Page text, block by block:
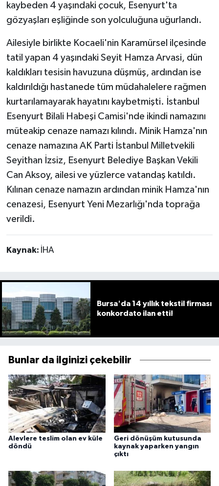
kaybeden 4 yaşındaki çocuk, Esenyurt'ta
gözyaşları eşliğinde son yolculuğuna uğurlandı.
Ailesiyle birlikte Kocaeli'nin Karamürsel ilçesinde
tatil yapan 4 yaşındaki Seyit Hamza Arvasi, dün
kaldıkları tesisin havuzuna düşmüş, ardından ise
kaldırıldığı hastanede tüm müdahalelere rağmen
kurtarılamayarak hayatını kaybetmişti. İstanbul
Esenyurt Bilali Habeşi Camisi'nde ikindi namazını
müteakip cenaze namazı kılındı. Minik Hamza'nın
cenaze namazına AK Parti İstanbul Milletvekili
Seyithan İzsiz, Esenyurt Belediye Başkan Vekili
Can Aksoy, ailesi ve yüzlerce vatandaş katıldı.
Kılınan cenaze namazın ardından minik Hamza'nın
cenazesi, Esenyurt Yeni Mezarlığı'nda toprağa
verildi.
Kaynak: İHA
Bursa'da 14 yıllık tekstil firması
konkordato ilan etti!
Bunlar da ilginizi çekebilir
Alevlere teslim olan ev küle
döndü
Geri dönüşüm kutusunda
kaynak yaparken yangın
çıktı